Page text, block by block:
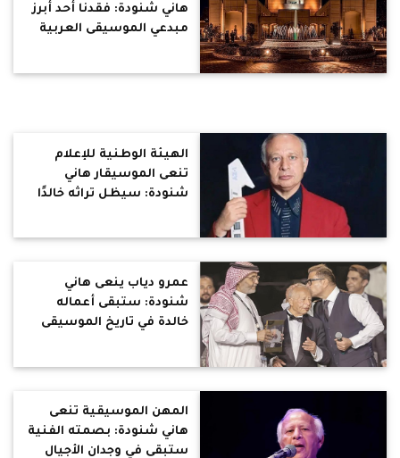
هاني شنودة: فقدنا أحد أبرز
مبدعي الموسيقى العربية
الهيئة الوطنية للإعلام
تنعى الموسيقار هاني
شنودة: سيظل تراثه خالدًا
عمرو دياب ينعى هاني
شنودة: ستبقى أعماله
خالدة في تاريخ الموسيقى
المهن الموسيقية تنعى
هاني شنودة: بصمته الفنية
ستبقى في وجدان الأجيال